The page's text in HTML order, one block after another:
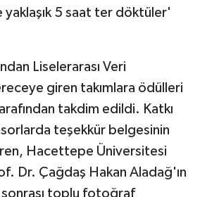
yaklaşık 5 saat ter döktüler'
Liselerarası Veri
giren takımlara ödülleri
takdim edildi. Katkı
teşekkür belgesinin
Hacettepe Üniversitesi
Dr. Çağdaş Hakan Aladağ'ın
toplu fotoğraf